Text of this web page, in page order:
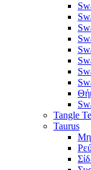
Tangle
Taurus